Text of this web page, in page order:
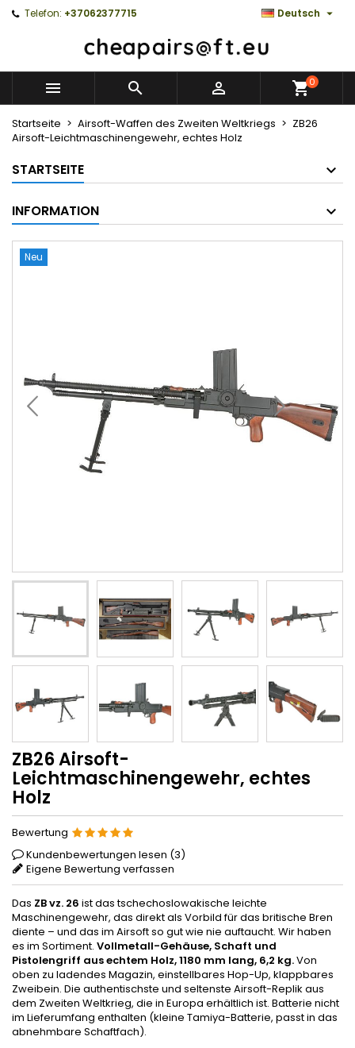
Telefon: +37062377715 Deutsch 
   0
Startseite Airsoft-Waffen des Zweiten Weltkriegs
ZB26
Airsoft-Leichtmaschinengewehr, echtes Holz
STARTSEITE
INFORMATION
Neu
ZB26 Airsoft-
Leichtmaschinengewehr, echtes
Holz
Bewertung
Kundenbewertungen lesen (3)
Eigene Bewertung verfassen
Das ZB vz. 26 ist das tschechoslowakische leichte
Maschinengewehr, das direkt als Vorbild für das britische Bren
diente – und das im Airsoft so gut wie nie auftaucht. Wir haben
es im Sortiment. Vollmetall-Gehäuse, Schaft und
Pistolengriff aus echtem Holz, 1180 mm lang, 6,2 kg.Von
oben zu ladendes Magazin, einstellbares Hop-Up, klappbares
Zweibein. Die authentischste und seltenste Airsoft-Replik aus
dem Zweiten Weltkrieg, die in Europa erhältlich ist. Batterie nicht
im Lieferumfang enthalten (kleine Tamiya-Batterie, passt in das
abnehmbare Schaftfach).